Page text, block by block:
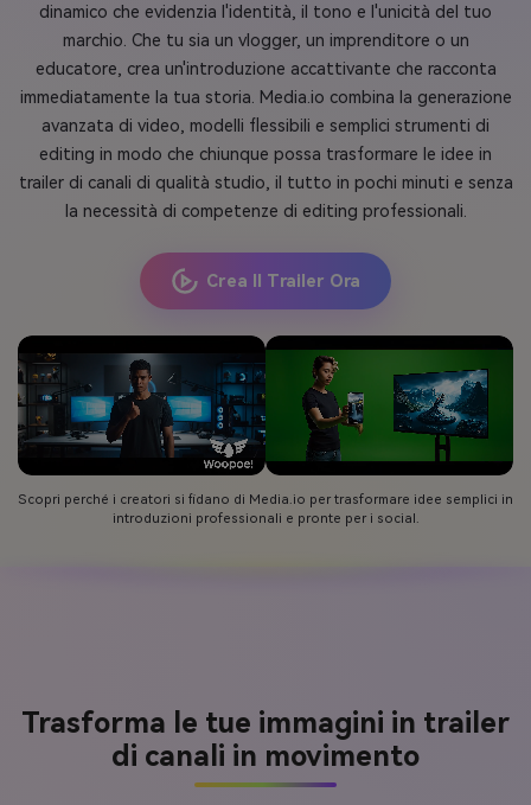
dinamico che evidenzia l'identità, il tono e l'unicità del tuo
marchio. Che tu sia un vlogger, un imprenditore o un
educatore, crea un'introduzione accattivante che racconta
immediatamente la tua storia. Media.io combina la generazione
avanzata di video, modelli flessibili e semplici strumenti di
editing in modo che chiunque possa trasformare le idee in
trailer di canali di qualità studio, il tutto in pochi minuti e senza
la necessità di competenze di editing professionali.
Crea Il Trailer Ora
Scopri perché i creatori si fidano di Media.io per trasformare idee semplici in
introduzioni professionali e pronte per i social.
Trasforma le tue immagini in trailer
di canali in movimento